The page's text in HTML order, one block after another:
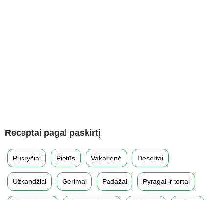
Receptai pagal paskirtį
Pusryčiai Pietūs Vakarienė Desertai
Užkandžiai Gėrimai Padažai Pyragai ir tortai